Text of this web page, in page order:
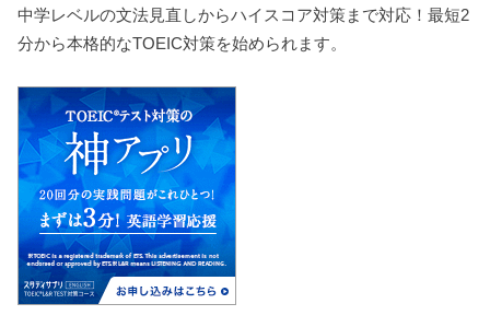
中学レベルの文法見直しからハイスコア対策まで対応！最短2
分から本格的なTOEIC対策を始められます。